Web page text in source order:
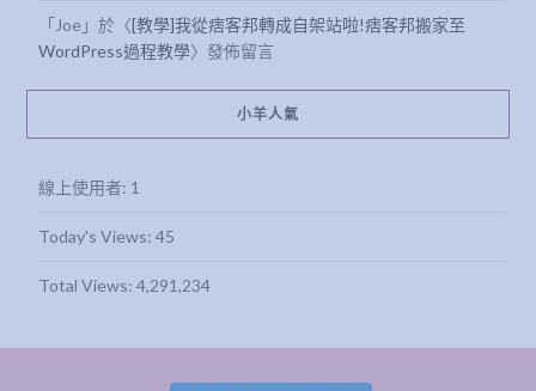
「Joe 」於〈[教學]我從痞客邦轉成自架站啦!痞客邦搬家至
WordPress過程教學〉發佈留言
小羊人氣
線上使用者: 1
Today's Views: 45
Total Views: 4,291,234